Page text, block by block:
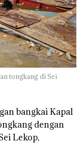
tongkang di Sei
bangkai Kapal
dengan
Lekop,